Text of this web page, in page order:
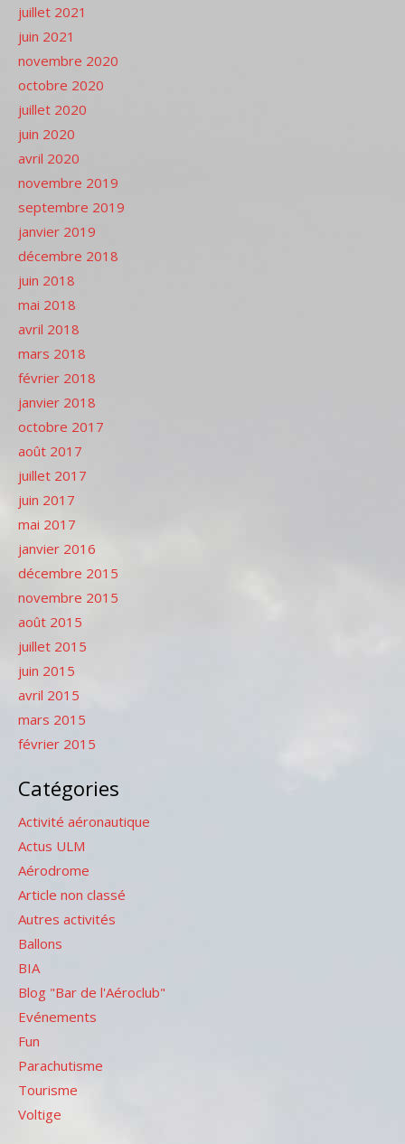
juillet 2021
juin 2021
novembre 2020
octobre 2020
juillet 2020
juin 2020
avril 2020
novembre 2019
septembre 2019
janvier 2019
décembre 2018
juin 2018
mai 2018
avril 2018
mars 2018
février 2018
janvier 2018
octobre 2017
août 2017
juillet 2017
juin 2017
mai 2017
janvier 2016
décembre 2015
novembre 2015
août 2015
juillet 2015
juin 2015
avril 2015
mars 2015
février 2015
Catégories
Activité aéronautique
Actus ULM
Aérodrome
Article non classé
Autres activités
Ballons
BIA
Blog "Bar de l'Aéroclub"
Evénements
Fun
Parachutisme
Tourisme
Voltige